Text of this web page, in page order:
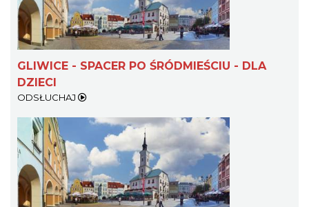
GLIWICE - SPACER PO ŚRÓDMIEŚCIU - DLA
DZIECI
ODSŁUCHAJ